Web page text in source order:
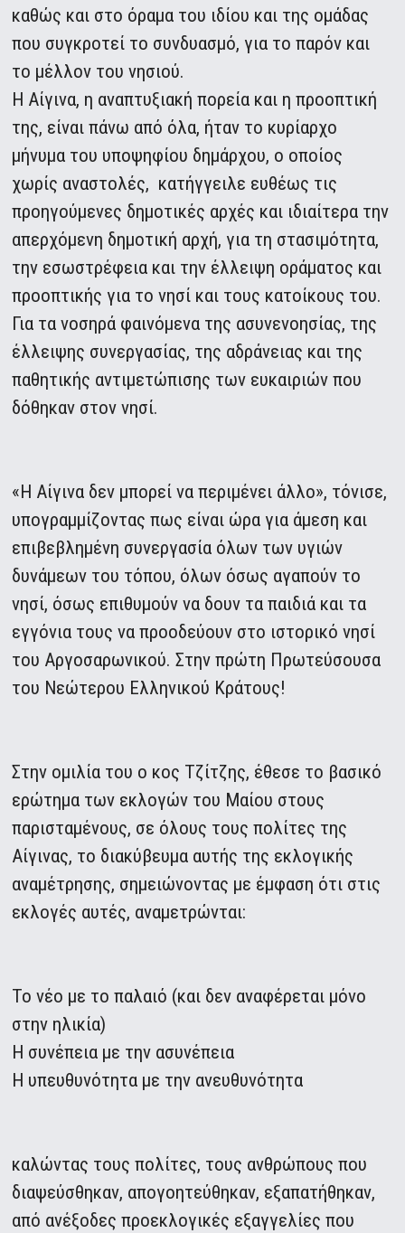
καθώς και στο όραμα του ιδίου και της ομάδας
που συγκροτεί το συνδυασμό, για το παρόν και
το μέλλον του νησιού.
Η Αίγινα, η αναπτυξιακή πορεία και η προοπτική
της, είναι πάνω από όλα, ήταν το κυρίαρχο
μήνυμα του υποψηφίου δημάρχου, ο οποίος
χωρίς αναστολές, κατήγγειλε ευθέως τις
προηγούμενες δημοτικές αρχές και ιδιαίτερα την
απερχόμενη δημοτική αρχή, για τη στασιμότητα,
την εσωστρέφεια και την έλλειψη οράματος και
προοπτικής για το νησί και τους κατοίκους του.
Για τα νοσηρά φαινόμενα της ασυνενοησίας, της
έλλειψης συνεργασίας, της αδράνειας και της
παθητικής αντιμετώπισης των ευκαιριών που
δόθηκαν στον νησί.
«Η Αίγινα δεν μπορεί να περιμένει άλλο», τόνισε,
υπογραμμίζοντας πως είναι ώρα για άμεση και
επιβεβλημένη συνεργασία όλων των υγιών
δυνάμεων του τόπου, όλων όσως αγαπούν το
νησί, όσως επιθυμούν να δουν τα παιδιά και τα
εγγόνια τους να προοδεύουν στο ιστορικό νησί
του Αργοσαρωνικού. Στην πρώτη Πρωτεύσουσα
του Νεώτερου Ελληνικού Κράτους!
Στην ομιλία του ο κος Τζίτζης, έθεσε το βασικό
ερώτημα των εκλογών του Μαίου στους
παρισταμένους, σε όλους τους πολίτες της
Αίγινας, το διακύβευμα αυτής της εκλογικής
αναμέτρησης, σημειώνοντας με έμφαση ότι στις
εκλογές αυτές, αναμετρώνται:
Το νέο με το παλαιό (και δεν αναφέρεται μόνο
στην ηλικία)
Η συνέπεια με την ασυνέπεια
Η υπευθυνότητα με την ανευθυνότητα
καλώντας τους πολίτες, τους ανθρώπους που
διαψεύσθηκαν, απογοητεύθηκαν, εξαπατήθηκαν,
από ανέξοδες προεκλογικές εξαγγελίες που